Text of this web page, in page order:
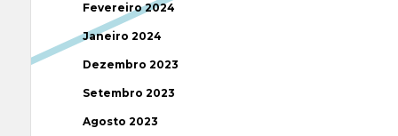
Fevereiro 2024
Janeiro 2024
Dezembro 2023
Setembro 2023
Agosto 2023